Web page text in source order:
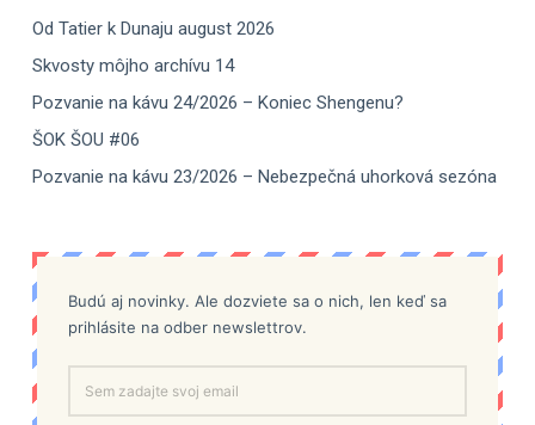
Od Tatier k Dunaju august 2026
Skvosty môjho archívu 14
Pozvanie na kávu 24/2026 – Koniec Shengenu?
ŠOK ŠOU #06
Pozvanie na kávu 23/2026 – Nebezpečná uhorková sezóna
Budú aj novinky. Ale dozviete sa o nich, len keď sa
prihlásite na odber newslettrov.